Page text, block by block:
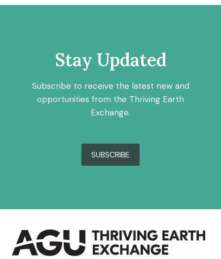
Stay Updated
Subscribe to receive the latest new and
opportunities from the Thriving Earth
Exchange.
SUBSCRIBE